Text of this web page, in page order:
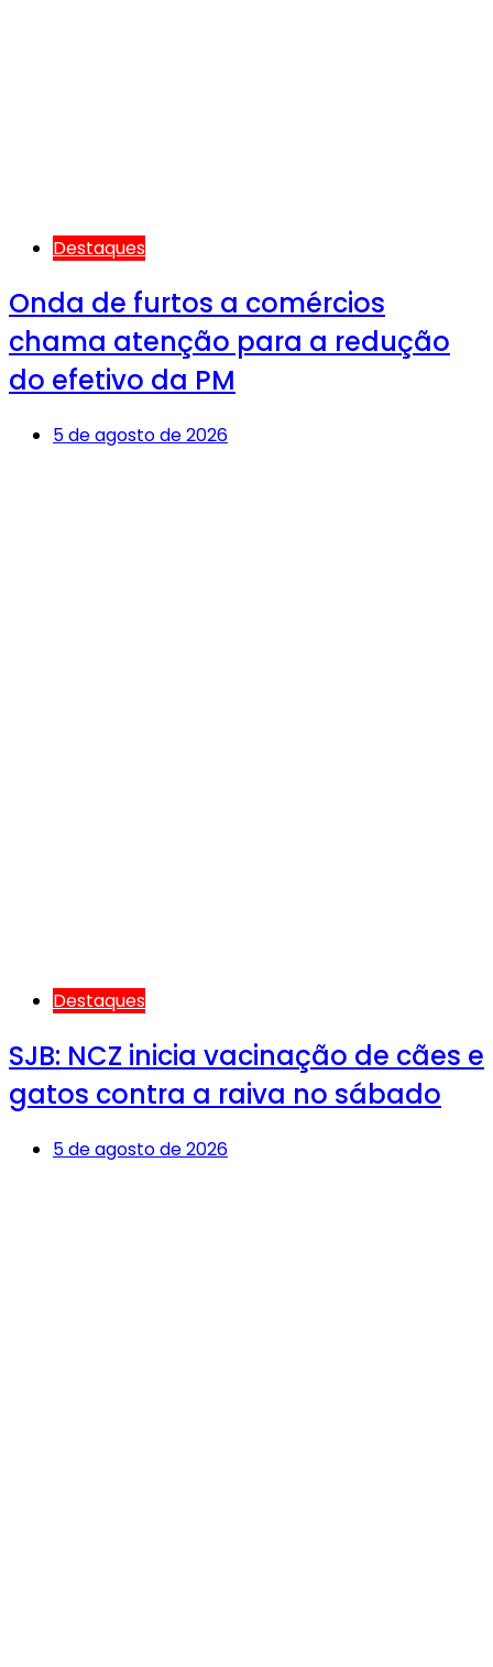
Destaques
Onda de furtos a comércios
chama atenção para a redução
do efetivo da PM
5 de agosto de 2026
Destaques
SJB: NCZ inicia vacinação de cães e
gatos contra a raiva no sábado
5 de agosto de 2026